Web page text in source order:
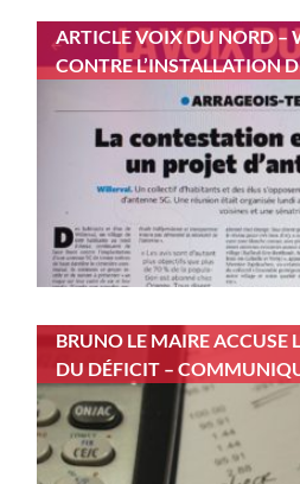
ARTICLE VOIX DU NORD –
CONTRE L’INSTALLATION
BRUNO LE MAIRE ACCUSE
DU DÉFICIT –